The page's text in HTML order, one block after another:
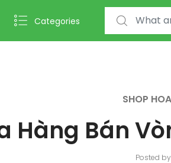
Categories
Search for:
SHOP
Hàng Bán
Posted by